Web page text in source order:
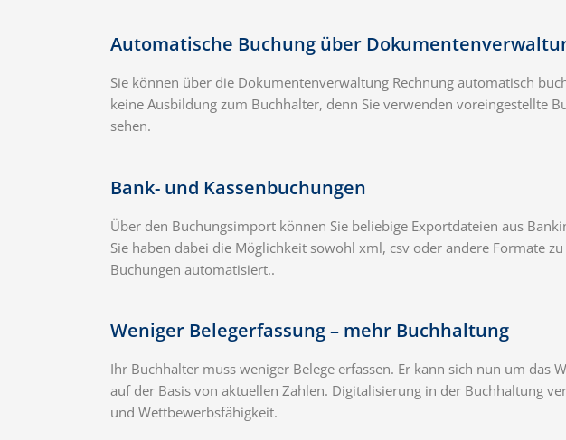
Automatische Buchung über
Sie können über die Dokumentenverwaltung Rechnung automatisch
keine Ausbildung zum Buchhalter, denn Sie verwenden voreingestellte
sehen.
Bank- und Kassenbuchungen
Über den Buchungsimport können Sie beliebige Exportdateien aus
Sie haben dabei die Möglichkeit sowohl xml, csv oder andere Formate
Buchungen automatisiert..
Weniger Belegerfassung – mehr Buchhaltung
Ihr Buchhalter muss weniger Belege erfassen. Er kann sich nun um
auf der Basis von aktuellen Zahlen. Digitalisierung in der Buchhaltung
und Wettbewerbsfähigkeit.